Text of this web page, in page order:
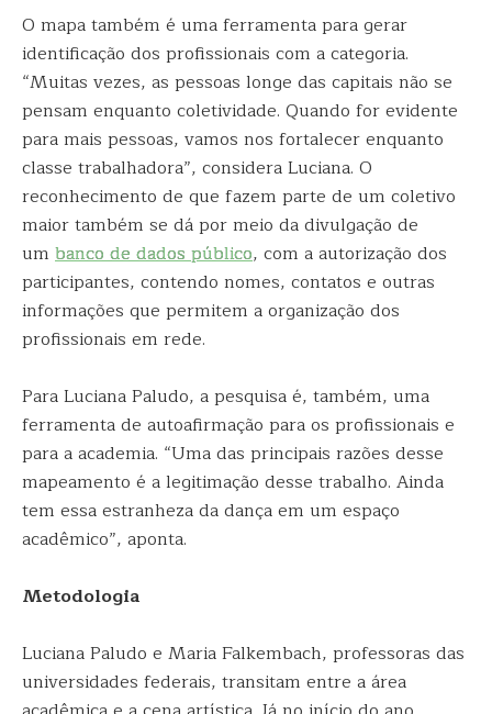
O mapa também é uma ferramenta para gerar
identificação dos profissionais com a categoria.
“Muitas vezes, as pessoas longe das capitais não se
pensam enquanto coletividade. Quando for evidente
para mais pessoas, vamos nos fortalecer enquanto
classe trabalhadora”, considera Luciana. O
reconhecimento de que fazem parte de um coletivo
maior também se dá por meio da divulgação de
um banco de dados público, com a autorização dos
participantes, contendo nomes, contatos e outras
informações que permitem a organização dos
profissionais em rede.
Para Luciana Paludo, a pesquisa é, também, uma
ferramenta de autoafirmação para os profissionais e
para a academia. “Uma das principais razões desse
mapeamento é a legitimação desse trabalho. Ainda
tem essa estranheza da dança em um espaço
acadêmico”, aponta.
Metodologia
Luciana Paludo e Maria Falkembach, professoras das
universidades federais, transitam entre a área